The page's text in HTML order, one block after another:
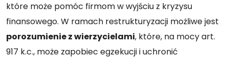
które może pomóc firmom w wyjściu z kryzysu
finansowego. W ramach restrukturyzacji możliwe jest
porozumienie z wierzycielami, które, na mocy art.
917 k.c., może zapobiec egzekucji i uchronić